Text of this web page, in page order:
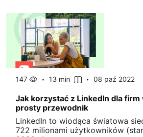
147 13 min 08 paź 2022
Jak korzystać z LinkedIn dla
prosty przewodnik
LinkedIn to wiodąca światowa
722 milionami użytkowników